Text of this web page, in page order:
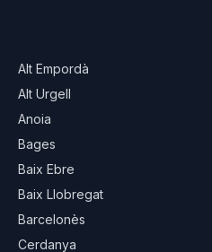
Alt Empordà
Alt Urgell
Anoia
Bages
Baix Ebre
Baix Llobregat
Barcelonès
Cerdanya